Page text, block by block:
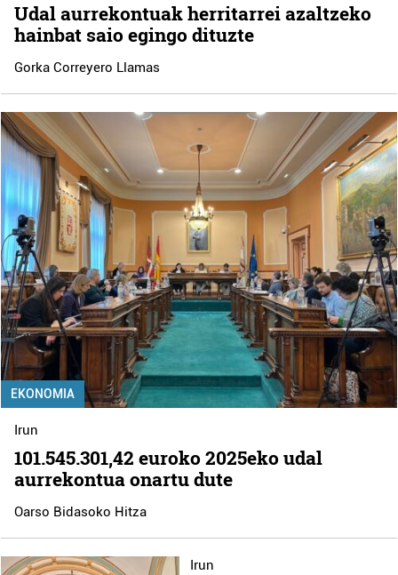
Udal aurrekontuak herritarrei azaltzeko
hainbat saio egingo dituzte
Gorka Correyero Llamas
EKONOMIA
Irun
101.545.301,42 euroko 2025eko udal
aurrekontua onartu dute
Oarso Bidasoko Hitza
Irun